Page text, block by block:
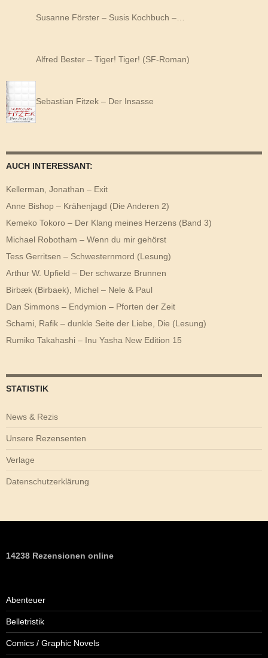
Susanne Förster – Susis Kochbuch –…
Alfred Bester – Tiger! Tiger! (SF-Roman)
Sebastian Fitzek – Der Insasse
AUCH INTERESSANT:
Kellerman, Jonathan – Exit
Anne Bishop – Krähenjagd (Die Anderen 2)
Kemeko Tokoro – Der Klang meines Herzens (Band 3)
Michael Robotham – Wenn du mir gehörst
Tess Gerritsen – Schwesternmord (Lesung)
Arthur W. Upfield – Der schwarze Brunnen
Birbæk (Birbaek), Michel – Nele & Paul
Dan Simmons – Endymion – Pforten der Zeit
Schami, Rafik – dunkle Seite der Liebe, Die (Lesung)
Rumiko Takahashi – Inu Yasha New Edition 15
STATISTIK
News & Rezis
Unsere Rezensenten
Verlage
Datenschutzerklärung
14238 Rezensionen online
Abenteuer
Belletristik
Comics / Graphic Novels